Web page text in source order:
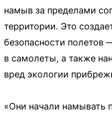
намыв за пределами
территории. Это
безопасности полетов
в самолеты, а также
вред экологии
«Они начали намывать